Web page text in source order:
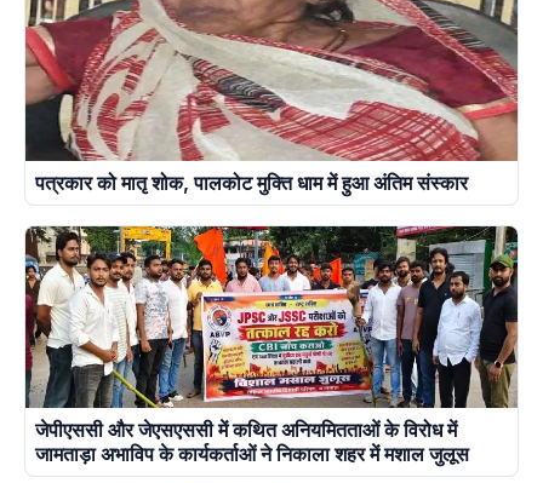
पत्रकार को मातृ शोक, पालकोट मुक्ति धाम में हुआ अंतिम संस्कार
जेपीएससी और जेएसएससी में कथित अनियमितताओं के विरोध में
जामताड़ा अभाविप के कार्यकर्ताओं ने निकाला शहर में मशाल जुलूस